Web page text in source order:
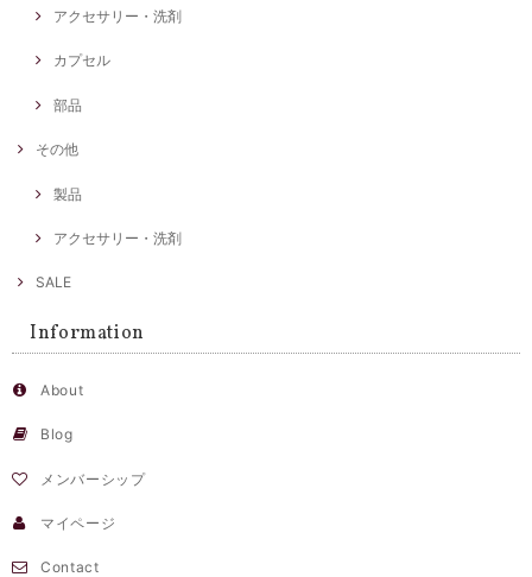
アクセサリー・洗剤
カプセル
部品
その他
製品
アクセサリー・洗剤
SALE
Information
About
Blog
メンバーシップ
マイページ
Contact